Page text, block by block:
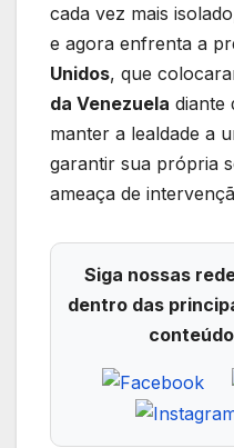
cada vez mais
e agora enfrenta a
Unidos, que
da Venezuela diante
manter a lealdade a
garantir sua própria
ameaça de
Siga nossas
dentro das